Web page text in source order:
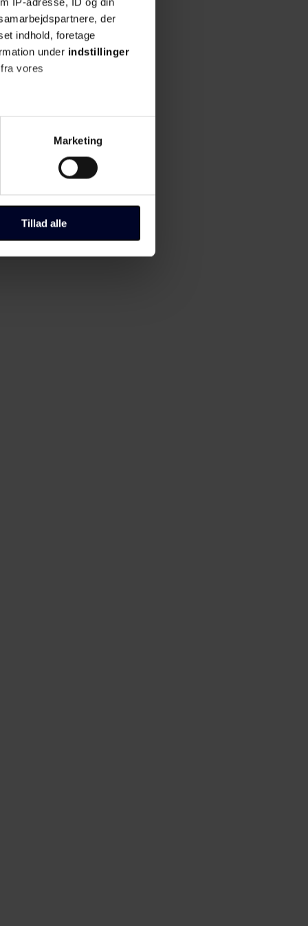
der
indhold, foretage
under indstillinger
vores
"Administrer samtykke" i
hvordan du kan kontakte
Marketing
Tillad alle